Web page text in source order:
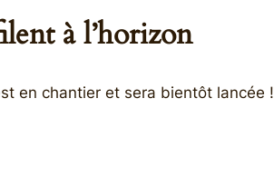
à l’horizon
en chantier et sera bientôt lancée !